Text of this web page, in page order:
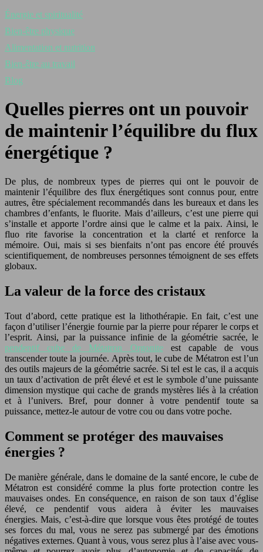
Énergie et spiritualité
Bien-être physique
Alimentation et nutrition
Bien-être au travail
Blog
Quelles pierres ont un pouvoir
de maintenir l’équilibre du flux
énergétique ?
De plus, de nombreux types de pierres qui ont le pouvoir de
maintenir l’équilibre des flux énergétiques sont connus pour, entre
autres, être spécialement recommandés dans les bureaux et dans les
chambres d’enfants, le fluorite. Mais d’ailleurs, c’est une pierre qui
s’installe et apporte l’ordre ainsi que le calme et la paix. Ainsi, le
fluo rite favorise la concentration et la clarté et renforce la
mémoire. Oui, mais si ses bienfaits n’ont pas encore été prouvés
scientifiquement, de nombreuses personnes témoignent de ses effets
globaux.
La valeur de la force des cristaux
Tout d’abord, cette pratique est la lithothérapie. En fait, c’est une
façon d’utiliser l’énergie fournie par la pierre pour réparer le corps et
l’esprit. Ainsi, par la puissance infinie de la géométrie sacrée, le
pendentif cube de Métatron Orgoniteest capable de vous
transcender toute la journée. Après tout, le cube de Métatron est l’un
des outils majeurs de la géométrie sacrée. Si tel est le cas, il a acquis
un taux d’activation de prêt élevé et est le symbole d’une puissante
dimension mystique qui cache de grands mystères liés à la création
et à l’univers. Bref, pour donner à votre pendentif toute sa
puissance, mettez-le autour de votre cou ou dans votre poche.
Comment se protéger des mauvaises
énergies ?
De manière générale, dans le domaine de la santé encore, le cube de
Métatron est considéré comme la plus forte protection contre les
mauvaises ondes. En conséquence, en raison de son taux d’église
élevé, ce pendentif vous aidera à éviter les mauvaises
énergies. Mais, c’est-à-dire que lorsque vous êtes protégé de toutes
ses forces du mal, vous ne serez pas submergé par des émotions
négatives externes. Quant à vous, vous serez plus à l’aise avec vous-